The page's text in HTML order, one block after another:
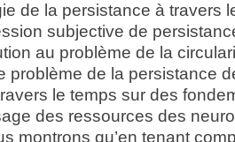
de la persistance à travers
subjective de
au problème de la
problème de la persistance
le temps sur des
des ressources des
montrons qu’en tenant